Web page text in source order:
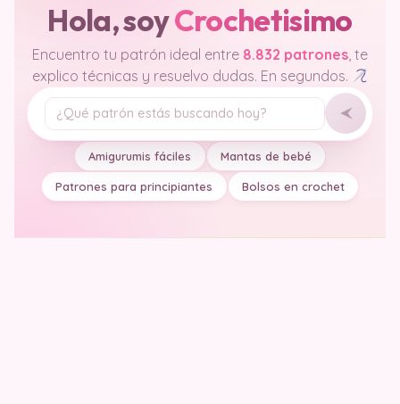
Hola, soyCrochetisimo
Encuentro tu patrón ideal entre 8.832 patrones, te
explico técnicas y resuelvo dudas. En segundos.
Tu pregunta
Amigurumis fáciles Mantas de bebé
Patrones para principiantes Bolsos en crochet